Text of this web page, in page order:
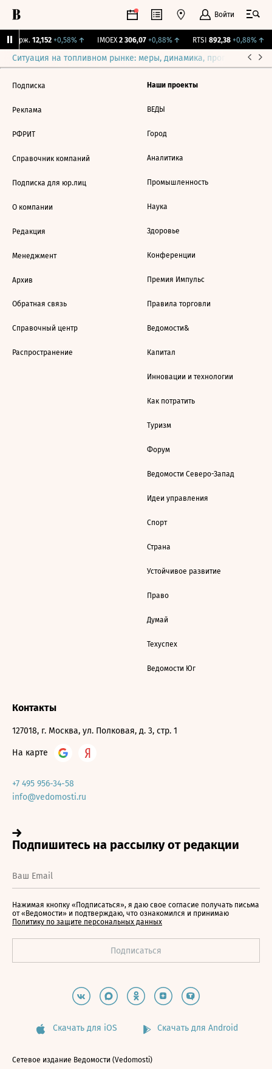
Войти
Бирж. 12,152 +0,58%↑ IMOEX 2 306,07 +0,88%↑ RTSI 892,38 +0,88%↑
Ситуация на топливном рынке: меры, динамика, прогнозы
Подписка
Реклама
РФРИТ
Справочник компаний
Подписка для юр.лиц
О компании
Редакция
Менеджмент
Архив
Обратная связь
Справочный центр
Распространение
Наши проекты
ВЕДЫ
Город
Аналитика
Промышленность
Наука
Здоровье
Конференции
Премия Импульс
Правила торговли
Ведомости&
Капитал
Инновации и технологии
Как потратить
Туризм
Форум
Ведомости Северо-Запад
Идеи управления
Спорт
Страна
Устойчивое развитие
Право
Думай
Техуспех
Ведомости Юг
Контакты
127018, г. Москва, ул. Полковая, д. 3, стр. 1
На карте
+7 495 956-34-58
info@vedomosti.ru
Нажимая кнопку «Подписаться», я даю свое согласие получать письма
от «Ведомости» и подтверждаю, что ознакомился и принимаю
Политику по защите персональных данных
Скачать для iOS Скачать для Android
Сетевое издание Ведомости (Vedomosti)